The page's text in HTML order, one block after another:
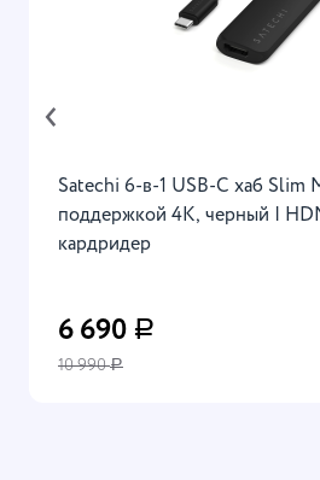
Satechi 6-в-1 USB-C хаб Slim Multiport с
поддержкой 4K, черный |
кардридер
6 690 Р
10 990Р
‹